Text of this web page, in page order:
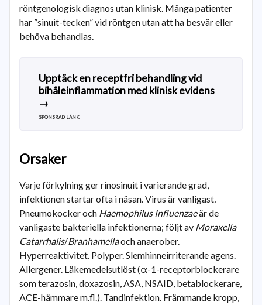
röntgenologisk diagnos utan klinisk. Många patienter
har ”sinuit-tecken” vid röntgen utan att ha besvär eller
behöva behandlas.
Upptäck en receptfri behandling vid
bihåleinflammation med klinisk evidens
→
SPONSRAD LÄNK
Orsaker
Varje förkylning ger rinosinuit i varierande grad,
infektionen startar ofta i näsan. Virus är vanligast.
Pneumokocker och Haemophilus Influenzaeär de
vanligaste bakteriella infektionerna; följt av Moraxella
Catarrhalis/Branhamellaoch anaerober.
Hyperreaktivitet. Polyper. Slemhinneirriterande agens.
Allergener. Läkemedelsutlöst (α-1-receptorblockerare
som terazosin, doxazosin, ASA, NSAID, betablockerare,
ACE-hämmare m.fl.). Tandinfektion. Främmande kropp,